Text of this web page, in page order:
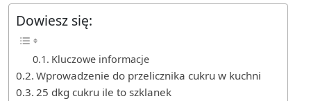
Dowiesz się:
Kluczowe informacje
Wprowadzenie do przelicznika cukru w kuchni
25 dkg cukru ile to szklanek